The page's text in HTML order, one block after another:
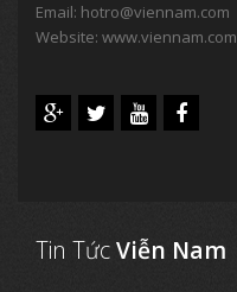
Email: hotro@viennam.com
Website: www.viennam.com
Tin TứcViễn Nam